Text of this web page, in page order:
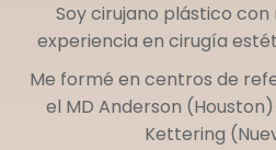
Soy cirujano plástico con
experiencia en cirugía
Me formé en centros de
el MD Anderson (Houston)
Kettering